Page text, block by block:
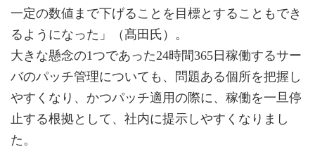
一定の数値まで下げることを目標とすることもでき
るようになった」（髙田氏）。
大きな懸念の1つであった24時間365日稼働するサー
バのパッチ管理についても、問題ある個所を把握し
やすくなり、かつパッチ適用の際に、稼働を一旦停
止する根拠として、社内に提示しやすくなりまし
た。